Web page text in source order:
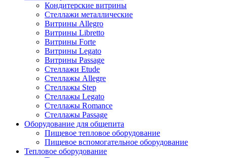
Кондитерские витрины
Стеллажи металлические
Витрины Allegro
Витрины Libretto
Витрины Forte
Витрины Legato
Витрины Passage
Стеллажи Etude
Стеллажы Allegre
Стеллажы Step
Стеллажы Legato
Стеллажы Romance
Стеллажы Passage
Оборудование для общепита
Пищевое тепловое оборудование
Пищевое вспомогательное оборудование
Тепловое оборудование